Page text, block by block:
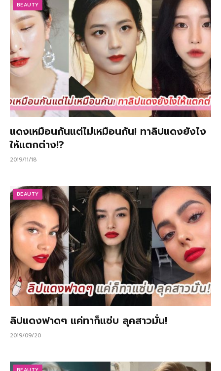
BEAUTY
แดงเหมือนกันแต่ไม่เหมือนกัน! ทาลิปแดงยังไง
ให้แตกต่าง!?
2019/11/18
BEAUTY
ลิปแดงฟาดๆ แค่ทาก็แซ่บ ลุคสาวมั่น!
2019/09/20